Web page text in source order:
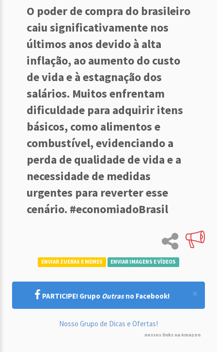
O poder de compra do brasileiro
caiu significativamente nos
últimos anos devido à alta
inflação, ao aumento do custo
de vida e à estagnação dos
salários. Muitos enfrentam
dificuldade para adquirir itens
básicos, como alimentos e
combustível, evidenciando a
perda de qualidade de vida e a
necessidade de medidas
urgentes para reverter esse
cenário. #economiadoBrasil
ENVIAR ZUERAS E MEMES ENVIAR IMAGENS E VÍDEOS
×
PARTICIPE! Grupo Outrasno Facebook!
Nosso Grupo de Dicas e Ofertas!
nossos links na Amazon